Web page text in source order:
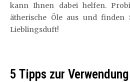
kann Ihnen dabei helfen.
ätherische Öle aus und finden
Lieblingsduft!
5 Tipps zur